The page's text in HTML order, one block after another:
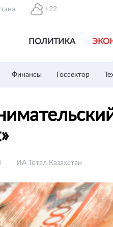
+22
ПОЛИТИКА
Финансы Госсектор
ИА Тотал Казахстан